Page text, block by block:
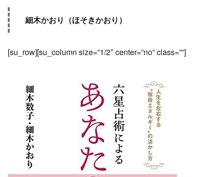
細木かおり（ほそきかおり）
[su_row][su_column size=”1/2″ center=”no” class=””]